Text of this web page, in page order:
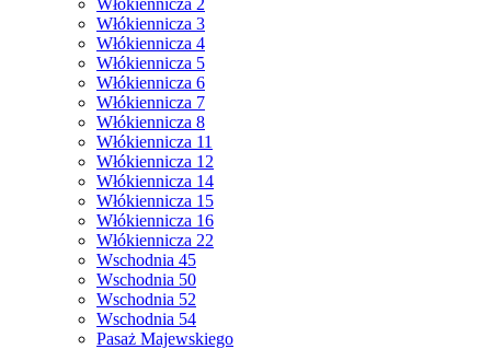
Włókiennicza 3
Włókiennicza 4
Włókiennicza 5
Włókiennicza 6
Włókiennicza 7
Włókiennicza 8
Włókiennicza 11
Włókiennicza 12
Włókiennicza 14
Włókiennicza 15
Włókiennicza 16
Włókiennicza 22
Wschodnia 45
Wschodnia 50
Wschodnia 52
Wschodnia 54
Pasaż Majewskiego